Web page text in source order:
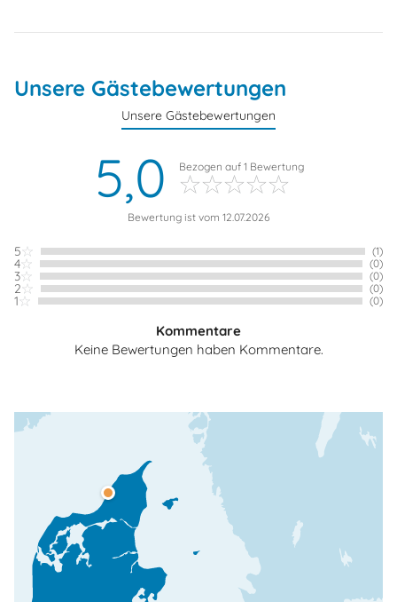
Unsere Gästebewertungen
Unsere Gästebewertungen
5,0 Bezogen auf 1 Bewertung
Bewertung ist vom 12.07.2026
5 (1)
4 (0)
3 (0)
2 (0)
1 (0)
Kommentare
Keine Bewertungen haben Kommentare.